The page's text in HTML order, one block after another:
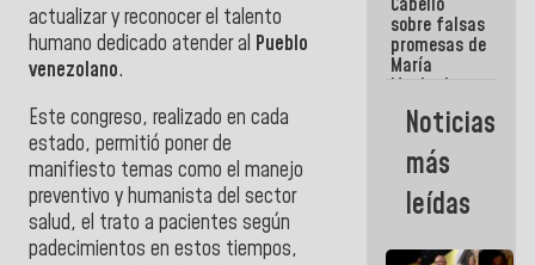
actualizar y reconocer el talento
humano dedicado atender al Pueblo
venezolano.
Este congreso, realizado en cada
estado, permitió poner de
manifiesto temas como el manejo
preventivo y humanista del sector
salud, el trato a pacientes según
padecimientos en estos tiempos,
sólida de
Venezuela
sobre falsas
promesas de
María
Machado:
¿Quién le
puede creer?
¿Y la gente
que ella iba
a salvar en
La Guaira?
Noticias
más
leídas